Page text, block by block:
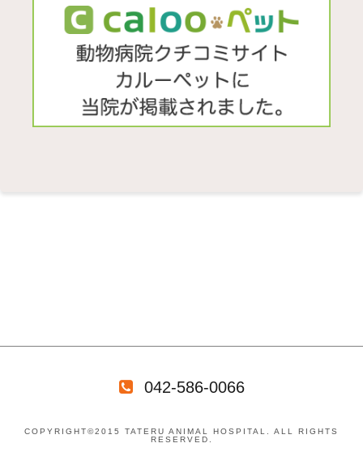
042-586-0066
COPYRIGHT©2015 TATERU ANIMAL HOSPITAL. ALL RIGHTS
RESERVED.